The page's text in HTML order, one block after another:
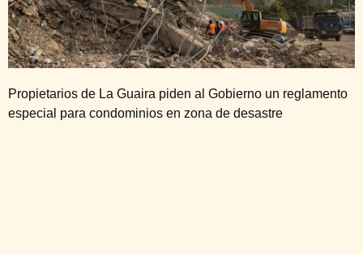
Propietarios de La Guaira piden al Gobierno un reglamento
especial para condominios en zona de desastre